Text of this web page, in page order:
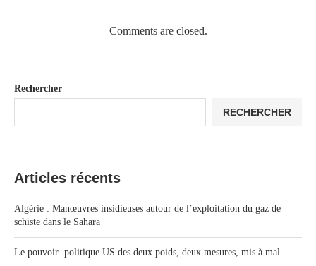
Comments are closed.
Rechercher
RECHERCHER
Articles récents
Algérie : Manœuvres insidieuses autour de l’exploitation du gaz de
schiste dans le Sahara
Le pouvoir politique US des deux poids, deux mesures, mis à mal